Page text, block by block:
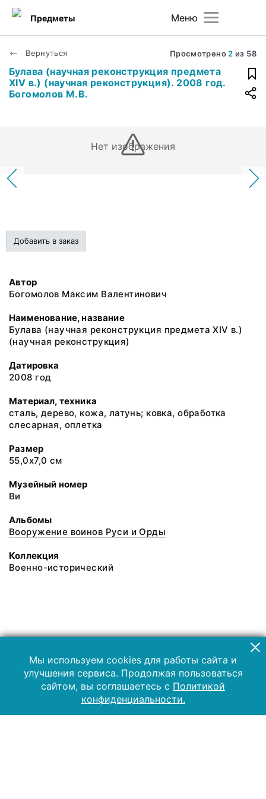
Меню
Предметы
Вернуться Просмотрено 2 из 58
Булава (научная реконструкция предмета
XIV в.) (научная реконструкция). 2008 год.
Богомолов М.В.
Нет изображения
Добавить в заказ
Автор
Богомолов Максим Валентинович
Наименование, название
Булава (научная реконструкция предмета XIV в.)
(научная реконструкция)
Датировка
2008 год
Материал, техника
сталь, дерево, кожа, латунь; ковка, обработка
слесарная, оплетка
Размер
55,0х7,0 см
Музейный номер
Ви
Альбомы
Вооружение воинов Руси и Орды
Коллекция
Военно-исторический
Мы используем cookies для работы сайта и
улучшения сервиса. Продолжая пользоваться
сайтом, вы соглашаетесь с Политикой
конфиденциальности.